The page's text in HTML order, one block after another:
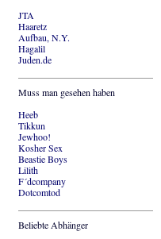
JTA
Haaretz
Aufbau, N.Y.
Hagalil
Juden.de
Muss man gesehen haben
Heeb
Tikkun
Jewhoo!
Kosher Sex
Beastie Boys
Lilith
F´dcompany
Dotcomtod
Beliebte Abhänger